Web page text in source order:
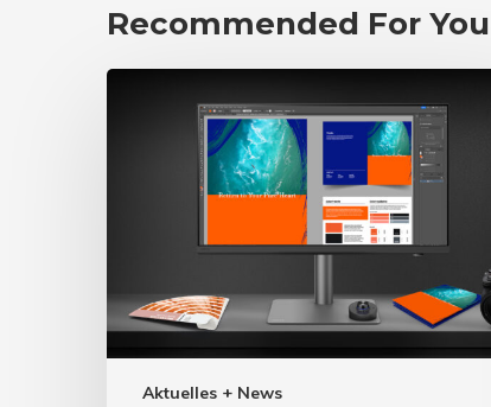
Recommended For You
Aktuelles + News